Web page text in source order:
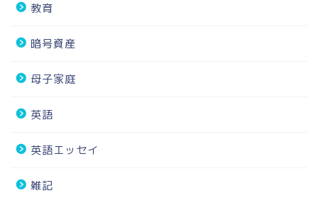
教育
暗号資産
母子家庭
英語
英語エッセイ
雑記